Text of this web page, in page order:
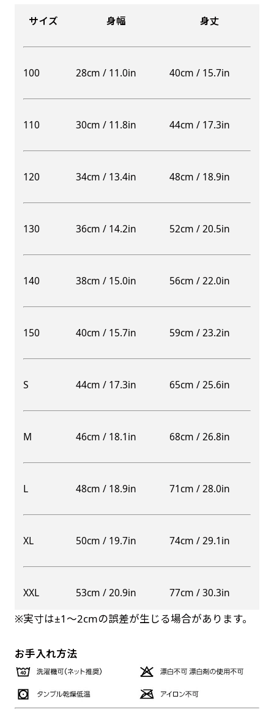
サイズ 身幅 身丈
100 28cm / 11.0in 40cm / 15.7in
110 30cm / 11.8in 44cm / 17.3in
120 34cm / 13.4in 48cm / 18.9in
130 36cm / 14.2in 52cm / 20.5in
140 38cm / 15.0in 56cm / 22.0in
150 40cm / 15.7in 59cm / 23.2in
S 44cm / 17.3in 65cm / 25.6in
M 46cm / 18.1in 68cm / 26.8in
L 48cm / 18.9in 71cm / 28.0in
XL 50cm / 19.7in 74cm / 29.1in
XXL 53cm / 20.9in 77cm / 30.3in
※実寸は±1〜2cmの誤差が生じる場合があります。
お手入れ方法